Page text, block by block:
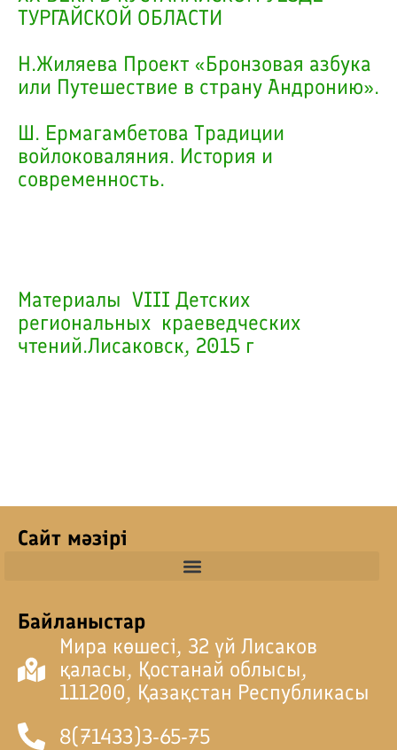
ТУРГАЙСКОЙ ОБЛАСТИ
Н.Жиляева Проект «Бронзовая азбука
или Путешествие в страну Андронию».
Ш. Ермагамбетова Традиции
войлоковаляния. История и
современность.
Материалы VIII Детских
региональных краеведческих
чтений.Лисаковск, 2015 г
Сайт мәзірі
Байланыстар
Мира көшесі, 32 үй Лисаков
қаласы, Қостанай облысы,
111200, Қазақстан Республикасы
8(71433)3-65-75